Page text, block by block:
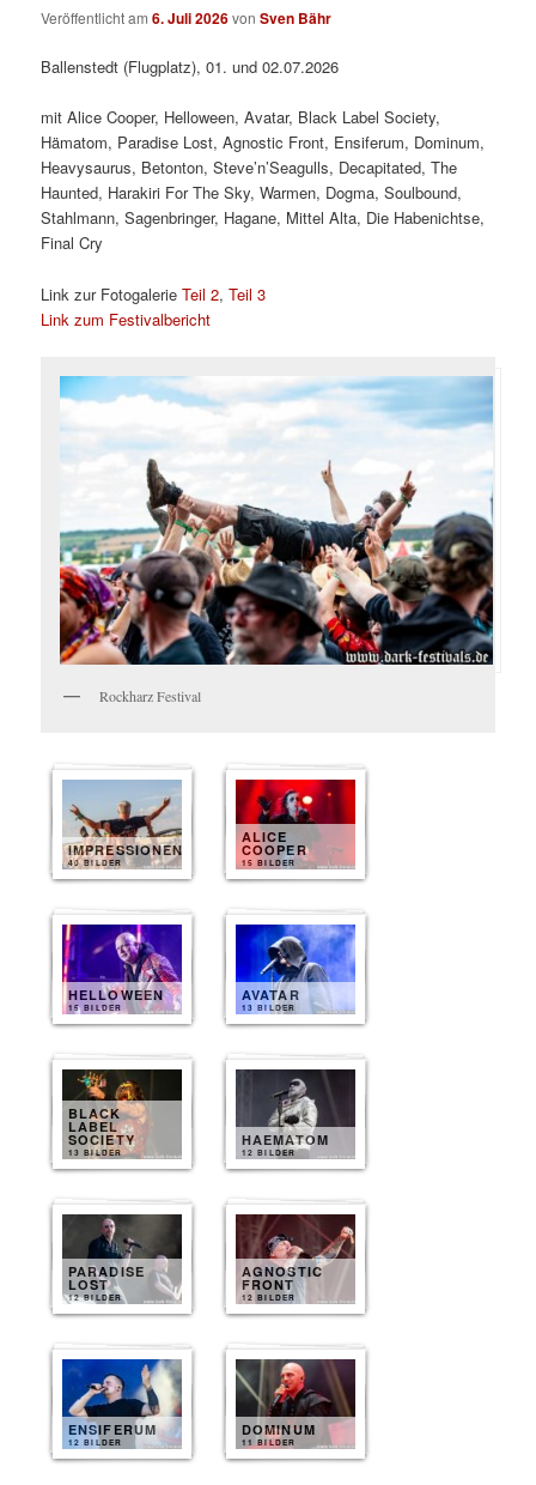
Veröffentlicht am6. Juli 2026vonSven Bähr
Ballenstedt (Flugplatz), 01. und 02.07.2026
mit Alice Cooper, Helloween, Avatar, Black Label Society,
Hämatom, Paradise Lost, Agnostic Front, Ensiferum, Dominum,
Heavysaurus, Betonton, Steve’n’Seagulls, Decapitated, The
Haunted, Harakiri For The Sky, Warmen, Dogma, Soulbound,
Stahlmann, Sagenbringer, Hagane, Mittel Alta, Die Habenichtse,
Final Cry
Link zur FotogalerieTeil 2,Teil 3
Link zum Festivalbericht
Rockharz Festival
IMPRESSIONEN
40 BILDER
ALICE
COOPER
15 BILDER
HELLOWEEN
15 BILDER
AVATAR
13 BILDER
BLACK
LABEL
SOCIETY
13 BILDER
HAEMATOM
12 BILDER
PARADISE
LOST
12 BILDER
AGNOSTIC
FRONT
12 BILDER
ENSIFERUM
12 BILDER
DOMINUM
11 BILDER